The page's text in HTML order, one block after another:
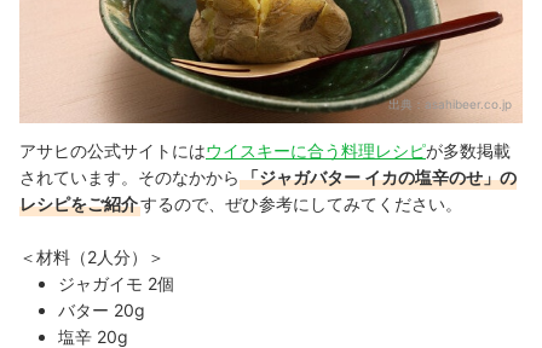
出典： asahibeer.co.jp
アサヒの公式サイトにはウイスキーに合う料理レシピが多数掲載
されています。そのなかから 「ジャガバター イカの塩辛のせ」の
レシピをご紹介するので、ぜひ参考にしてみてください。
＜材料（2人分）＞
ジャガイモ 2個
バター 20g
塩辛 20g